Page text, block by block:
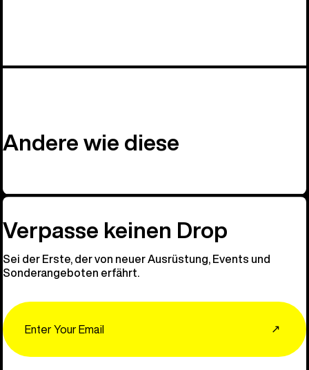
Andere wie diese
Verpasse keinen Drop
Sei der Erste, der von neuer Ausrüstung, Events und
Sonderangeboten erfährt.
↗